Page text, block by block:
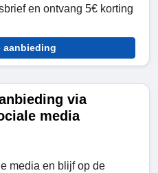
en ontvang 5€ korting
aanbieding
via
media
media en blijf op de